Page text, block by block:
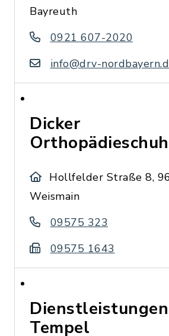
Bayreuth
0921 607-2020
info@drv-
Dicker
Hollfelder Straße 8,
Weismain
09575 323
09575 1643
Dienstleistungen
Tempel